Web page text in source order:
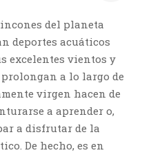
del planeta
deportes acuáticos
excelentes vientos y
a lo largo de
virgen hacen de
a aprender o,
a disfrutar de la
De hecho, es en